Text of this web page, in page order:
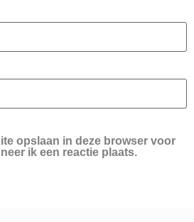
opslaan in deze browser voor
ik een reactie plaats.